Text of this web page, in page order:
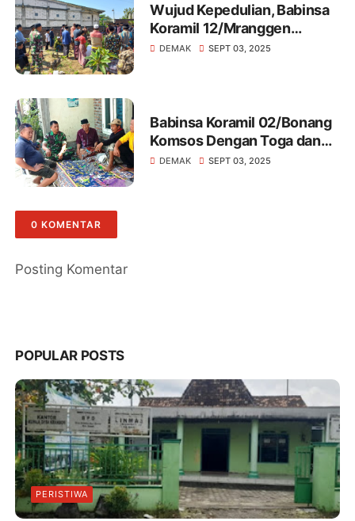
Wujud Kepedulian, Babinsa
Koramil 12/Mranggen
Melakukan Takziah Warga
DEMAK SEPT 03, 2025
Babinsa Koramil 02/Bonang
Komsos Dengan Toga dan
Tomas Di Wilayah Binaan
DEMAK SEPT 03, 2025
0 KOMENTAR
Posting Komentar
POPULAR POSTS
PERISTIWA